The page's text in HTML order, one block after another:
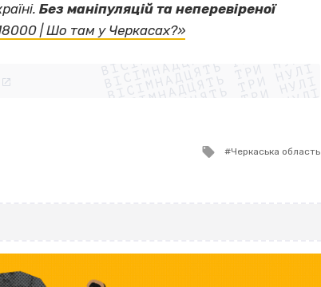
Без маніпуляцій та неперевіреної
| Шо там у Черкасах?»
ВІСІМНАДЦЯТЬ ТРИ НУЛІ
ВІСІМНАДЦЯТЬ ТРИ НУЛІ
ВІСІМНАДЦЯТЬ ТРИ НУЛІ
ВІСІМНАДЦЯТЬ ТРИ НУЛІ
ВІСІМНАДЦЯТЬ ТРИ НУЛІ
ВІСІМНАДЦЯТЬ ТРИ НУЛІ
ВІСІМНАДЦЯТЬ ТРИ НУЛІ
ВІСІМНАДЦЯТЬ ТРИ НУЛІ
Tagged
Черкаська область